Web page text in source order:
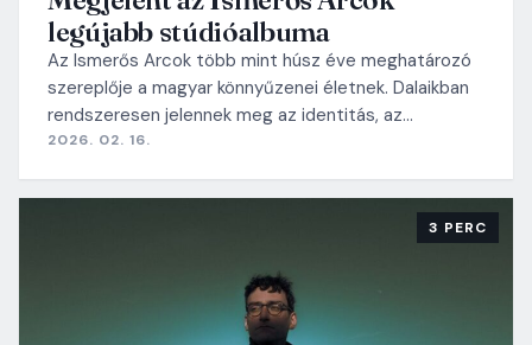
legújabb stúdióalbuma
Az Ismerős Arcok több mint húsz éve meghatározó
szereplője a magyar könnyűzenei életnek. Dalaikban
rendszeresen jelennek meg az identitás, az…
2026. 02. 16.
3 PERC